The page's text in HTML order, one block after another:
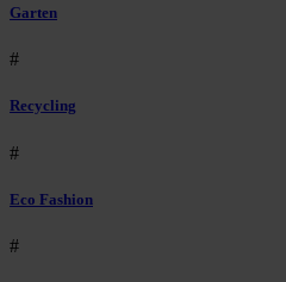
Garten
#
Recycling
#
Eco Fashion
#